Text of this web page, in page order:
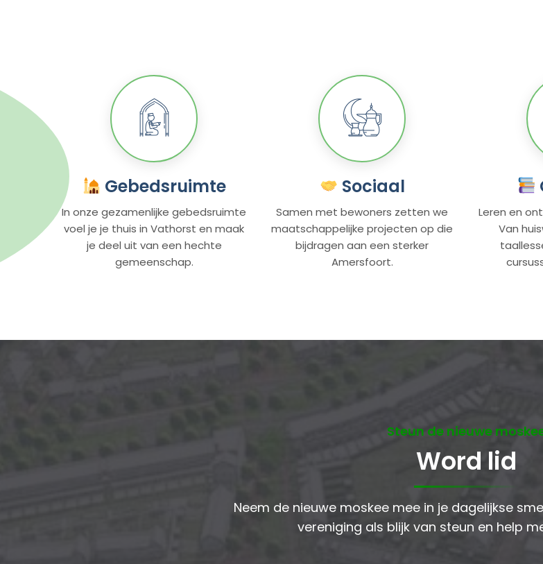
Gebedsruimte
In onze gezamenlijke gebedsruimte
voel je je thuis in Vathorst en maak
je deel uit van een hechte
gemeenschap.
Sociaal
Samen met bewoners zetten we
maatschappelijke projecten op die
bijdragen aan een sterker
Amersfoort.
Leren en
Van
Steun de nieuwe
Word lid
Neem de nieuwe moskee mee in je dagelijkse
vereniging als blijk van steun en help